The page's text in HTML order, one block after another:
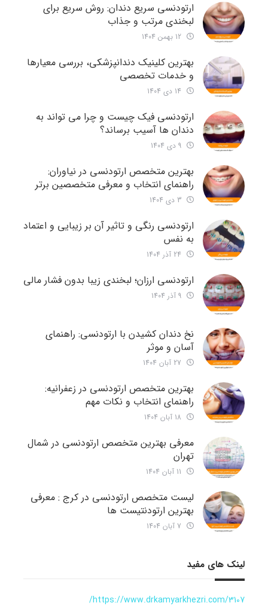
ارتودنسی سریع دندان: روش سریع برای
لبخندی مرتب و جذاب
بهترین کلینیک دندانپزشکی، بررسی معیارها
و خدمات تخصصی
ارتودنسی فیک چیست و چرا می تواند به
دندان ها آسیب برساند؟
بهترین متخصص ارتودنسی در نیاوران:
راهنمای انتخاب و معرفی متخصصین برتر
ارتودنسی رنگی و تاثیر آن بر زیبایی و اعتماد
به نفس
ارتودنسی ارزان؛ لبخندی زیبا بدون فشار مالی
نخ دندان کشیدن با ارتودنسی: راهنمای
آسان و موثر
بهترین متخصص ارتودنسی در زعفرانیه:
راهنمای انتخاب و نکات مهم
معرفی بهترین متخصص ارتودنسی در شمال
تهران
لیست متخصص ارتودنسی در کرج : معرفی
بهترین ارتودنتیست ها
لینک های مفید
https://www.drkamyarkhezri.com/3107/